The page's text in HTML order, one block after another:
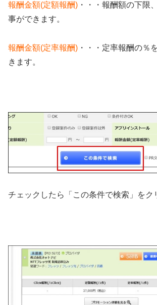
報酬金額(定額報酬) ・・・報酬額の下限
事ができます。
報酬金額(定率報酬) ・・・定率報酬の％
きます。
チェックしたら「この条件で検索」をク